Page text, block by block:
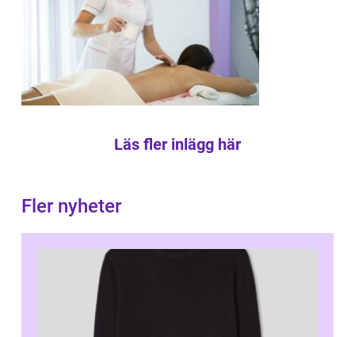
Läs fler inlägg här
Fler nyheter